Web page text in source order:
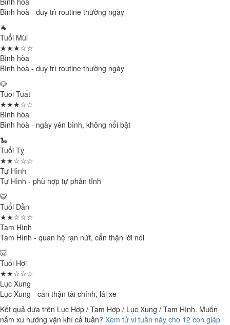
Bình hoà - duy trì routine thường ngày
🐐
Tuổi Mùi
★★★☆☆
Bình hòa
Bình hoà - duy trì routine thường ngày
🐶
Tuổi Tuất
★★★☆☆
Bình hòa
Bình hoà - ngày yên bình, không nổi bật
🐍
Tuổi Tỵ
★★☆☆☆
Tự Hình
Tự Hình - phù hợp tự phản tỉnh
🐯
Tuổi Dần
★★☆☆☆
Tam Hình
Tam Hình - quan hệ rạn nứt, cẩn thận lời nói
🐷
Tuổi Hợi
★★☆☆☆
Lục Xung
Lục Xung - cẩn thận tài chính, lái xe
Kết quả dựa trên Lục Hợp / Tam Hợp / Lục Xung / Tam Hình. Muốn
nắm xu hướng vận khí cả tuần? Xem tử vi tuần này cho 12 con giáp